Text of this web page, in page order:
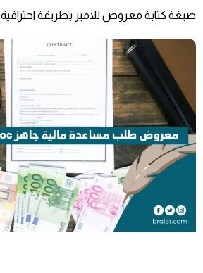
صيغة كتابة معروض للامير بطريقة احترافية